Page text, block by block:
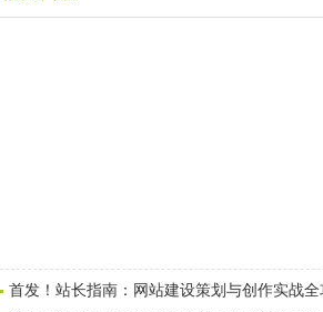
首发！站长指南：网站建设策划与创作实战全